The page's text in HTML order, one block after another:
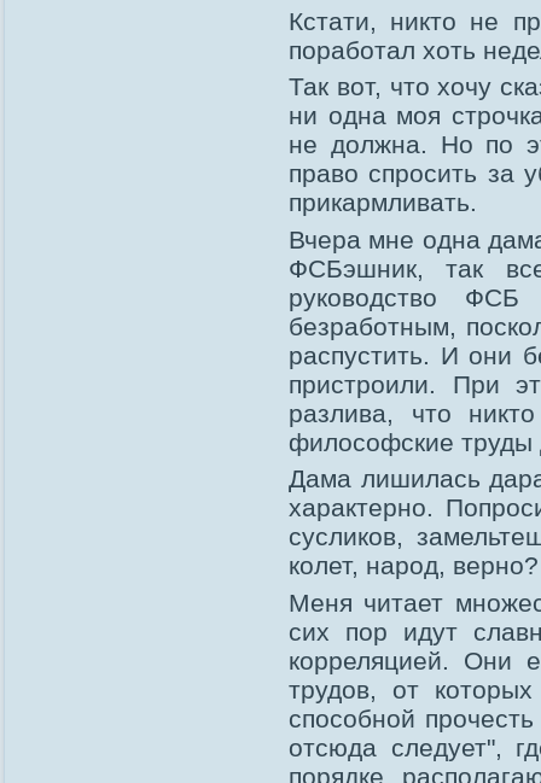
Кстати, никто не
поработал хоть
Так вот, что хочу
ни одна моя
не должна. Но по
право спросить за
прикармливать.
Вчера мне одна
ФСБэшник, так
руководство
безработным,
распустить. И они
пристроили. При
разлива, что
философские труды
Дама лишилась
характерно.
сусликов,
колет, народ, верно?
Меня читает
сих пор идут
корреляцией. Они
трудов, от
способной
отсюда следует",
порядке